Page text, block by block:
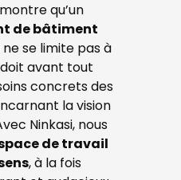
qu’un
de bâtiment
ne se limite pas à
doit avant tout
concrets des
la vision
Ninkasi, nous
de travail
, à la fois